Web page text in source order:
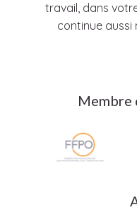
travail, dans
continue aussi
Membre